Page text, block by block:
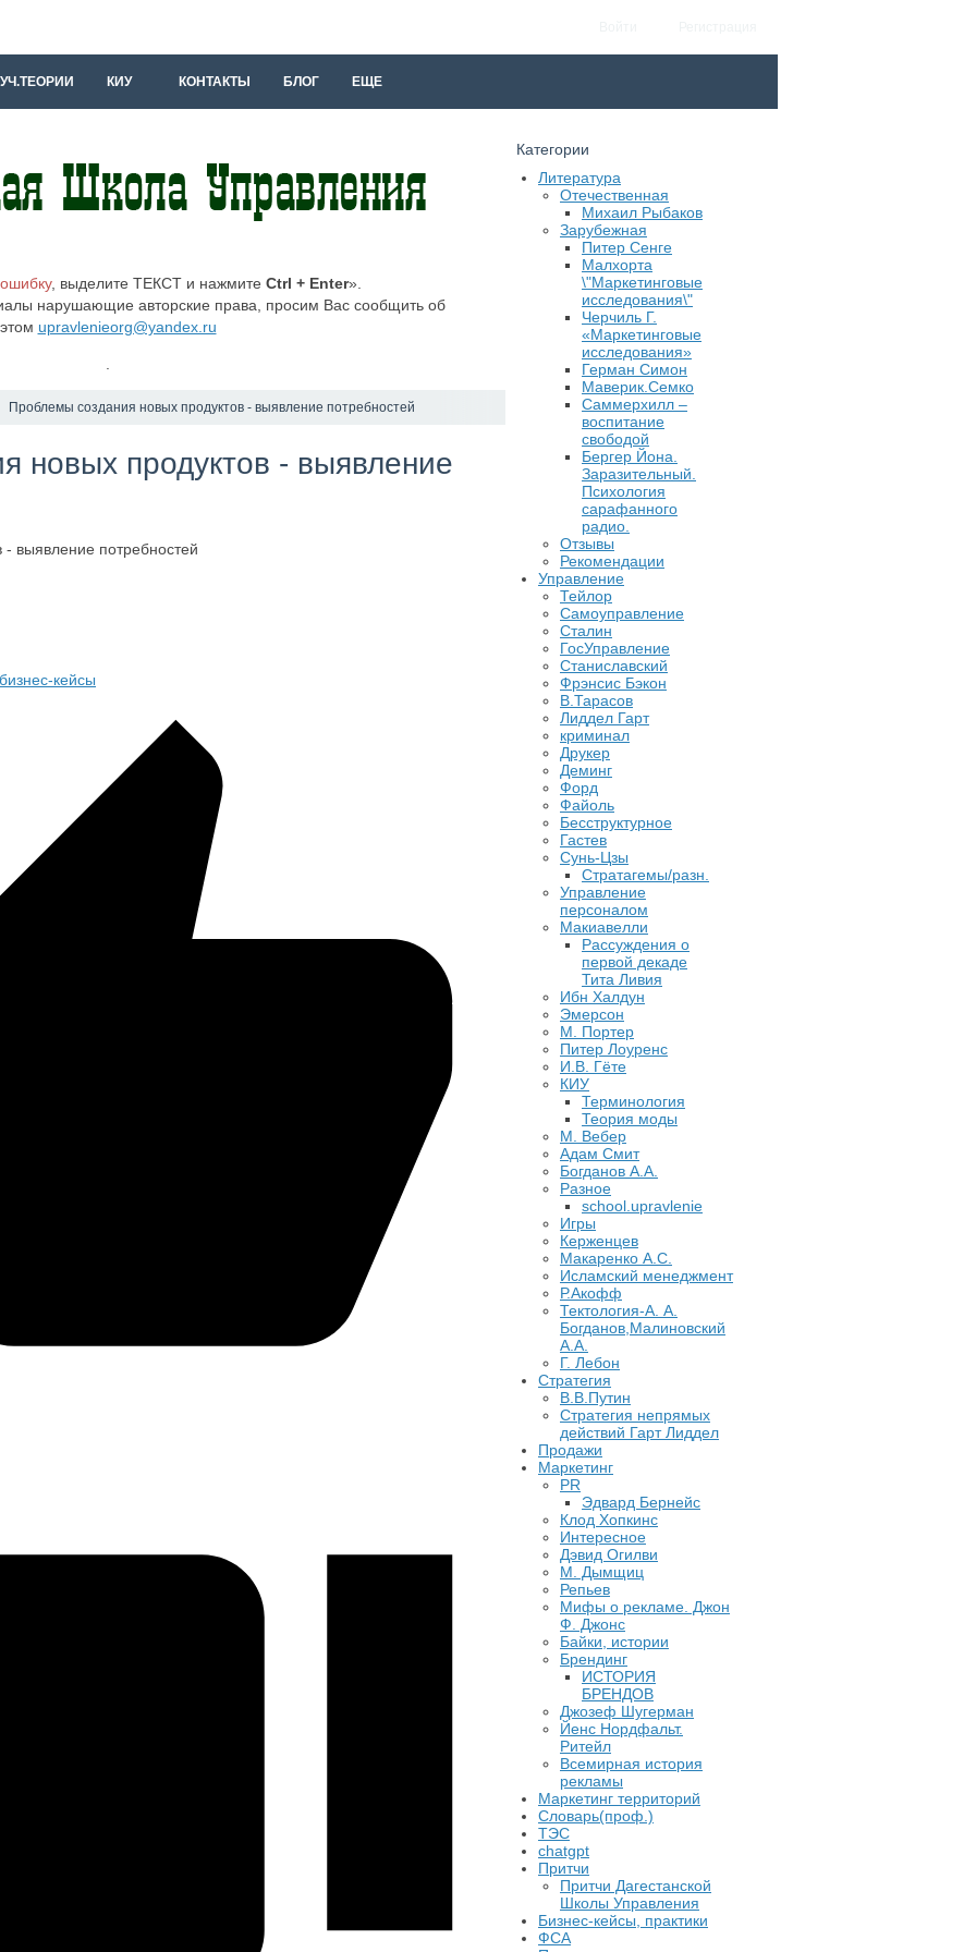
КИУ КОНТАКТЫ БЛОГ ЕЩЕ
, выделите ТЕКСТ и нажмите Ctrl + Enter».
нарушающие авторские права, просим Вас сообщить об
этом upravlenieorg@yandex.ru
Проблемы создания новых продуктов - выявление потребностей
новых продуктов - выявление
выявление потребностей
бизнес-кейсы
Категории
Литература
Отечественная
Михаил Рыбаков
Зарубежная
Питер Сенге
Малхорта
\"Маркетинговые
исследования\"
Черчиль Г.
«Маркетинговые
исследования»
Герман Симон
Маверик.Семко
Саммерхилл –
воспитание
свободой
Бергер Йона.
Заразительный.
Психология
сарафанного
радио.
Отзывы
Рекомендации
Управление
Тейлор
Самоуправление
Сталин
ГосУправление
Станиславский
Фрэнсис Бэкон
В.Тарасов
Лиддел Гарт
криминал
Друкер
Деминг
Форд
Файоль
Бесструктурное
Гастев
Сунь-Цзы
Стратагемы/разн.
Управление
персоналом
Макиавелли
Рассуждения о
первой декаде
Тита Ливия
Ибн Халдун
Эмерсон
М. Портер
Питер Лоуренс
И.В. Гёте
КИУ
Терминология
Теория моды
М. Вебер
Адам Смит
Богданов А.А.
Разное
school.upravlenie
Игры
Керженцев
Макаренко А.С.
Исламский менеджмент
Р.Акофф
Тектология-А. А.
Богданов,Малиновский
А.А.
​Г. Лебон
Стратегия
В.В.Путин
​Стратегия непрямых
действий Гарт Лиддел
Продажи
Маркетинг
PR
Эдвард Бернейс
Клод Хопкинс
Интересное
Дэвид Огилви
М. Дымщиц
Репьев
Мифы о рекламе. Джон
Ф. Джонс
Байки, истории
Брендинг
ИСТОРИЯ
БРЕНДОВ
Джозеф Шугерман
​Йенс Нордфальт.
Ритейл
Всемирная история
рекламы
Маркетинг территорий
Словарь(проф.)
ТЭС
chatgpt
Притчи
Притчи Дагестанской
Школы Управления
Бизнес-кейсы, практики
ФСА